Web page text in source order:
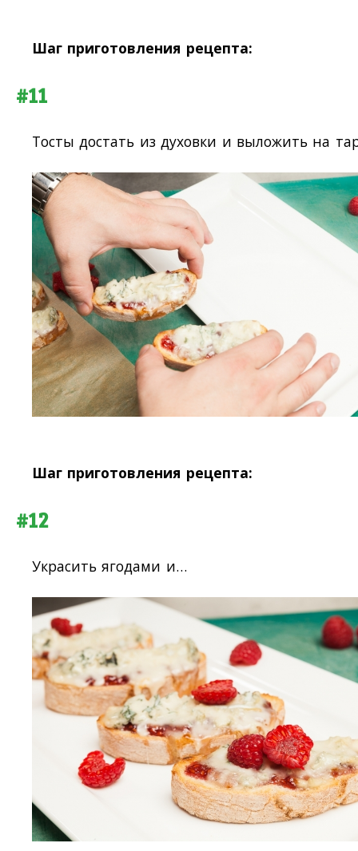
Шаг приготовления рецепта:
#11
Тосты достать из духовки и выложить на
Шаг приготовления рецепта:
#12
Украсить ягодами и…